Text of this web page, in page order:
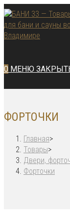
Перейти
к
содержимому
0 МЕНЮ
ФОРТОЧКИ
Главная>
Товары>
Двери,
Форточки